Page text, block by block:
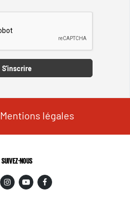
S'inscrire
Mentions légales
SUIVEZ-NOUS